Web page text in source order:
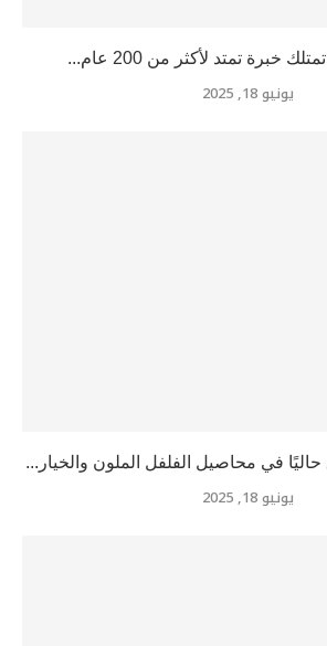
خبرة تمتد لأكثر من 200 عام...
يونيو 18, 2025
في محاصيل الفلفل الملون والخيار...
يونيو 18, 2025